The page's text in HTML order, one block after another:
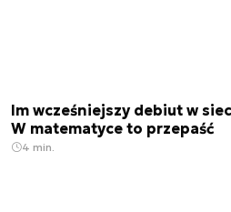
Im wcześniejszy debiut w
W matematyce to przepaść
4 min.